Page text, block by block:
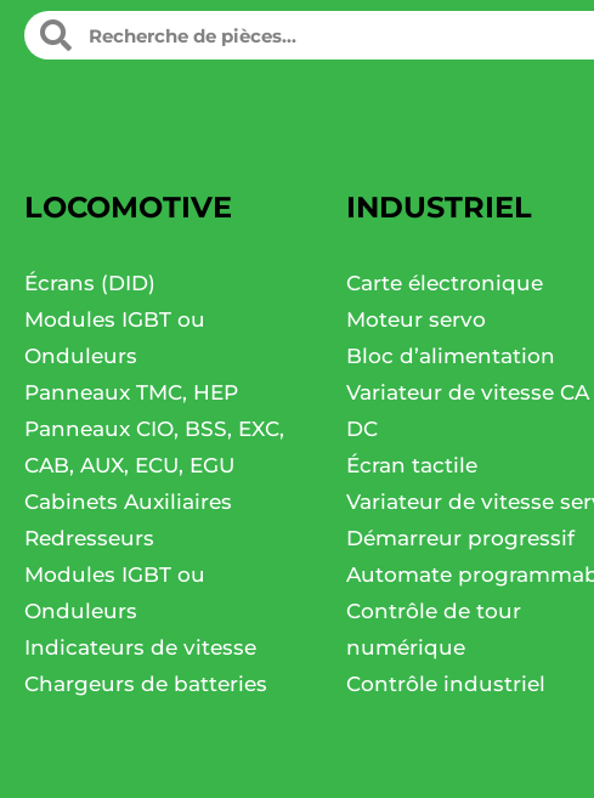
LOCOMOTIVE
Écrans (DID)
Modules IGBT ou
Onduleurs
Panneaux TMC, HEP
Panneaux CIO, BSS, EXC,
CAB, AUX, ECU, EGU
Cabinets Auxiliaires
Redresseurs
Modules IGBT ou
Onduleurs
Indicateurs de vitesse
Chargeurs de batteries
INDUSTRIEL
Carte électronique
Moteur servo
Bloc d’alimentation
Variateur de vitesse CA
DC
Écran tactile
Variateur de vitesse
Démarreur progressif
Automate
Contrôle de tour
numérique
Contrôle industriel